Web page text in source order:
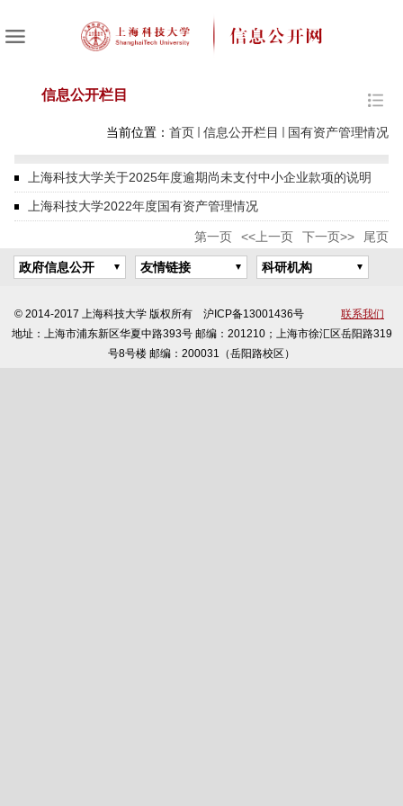
信息公开栏目
当前位置： 首页 信息公开栏目 国有资产管理情况
上海科技大学关于2025年度逾期尚未支付中小企业款项的说明
上海科技大学2022年度国有资产管理情况
第一页 <<上一页 下一页>> 尾页
政府信息公开 友情链接 科研机构
© 2014-2017 上海科技大学 版权所有 沪ICP备13001436号
联系我们
地址：上海市浦东新区华夏中路393号 邮编：201210；上海市徐汇区岳阳路319
号8号楼 邮编：200031（岳阳路校区）